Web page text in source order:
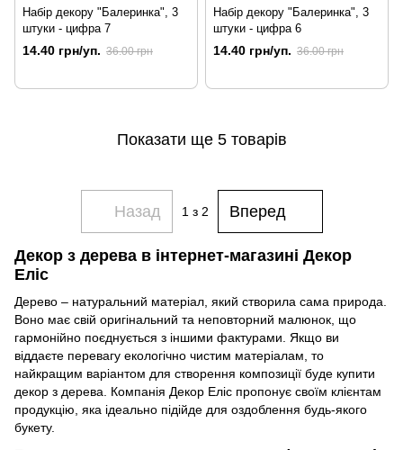
Набір декору "Балеринка", 3
штуки - цифра 7
14.40 грн/уп. 36.00 грн
Набір декору "Балеринка", 3
штуки - цифра 6
14.40 грн/уп. 36.00 грн
Показати ще 5 товарів
Назад 1з 2 Вперед
Декор з дерева в інтернет-магазині Декор
Еліс
Дерево – натуральний матеріал, який створила сама природа.
Воно має свій оригінальний та неповторний малюнок, що
гармонійно поєднується з іншими фактурами. Якщо ви
віддаєте перевагу екологічно чистим матеріалам, то
найкращим варіантом для створення композиції буде купити
декор з дерева. Компанія Декор Еліс пропонує своїм клієнтам
продукцію, яка ідеально підійде для оздоблення будь-якого
букету.